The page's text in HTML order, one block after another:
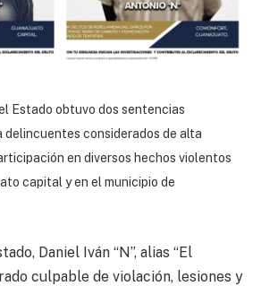
Estado obtuvo dos sentencias
considerados de alta
en diversos hechos violentos
capital y en el municipio de
Daniel Iván “N”, alias “El
culpable de violación, lesiones y